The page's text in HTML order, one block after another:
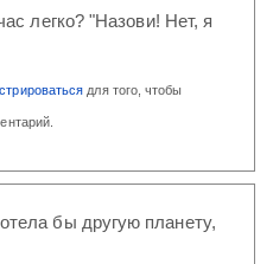
легко? "Назови! Нет, я
для того, чтобы
бы другую планету,